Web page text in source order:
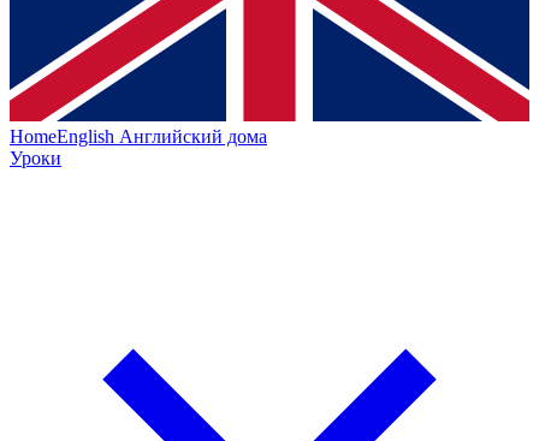
HomeEnglish Английский дома
Уроки